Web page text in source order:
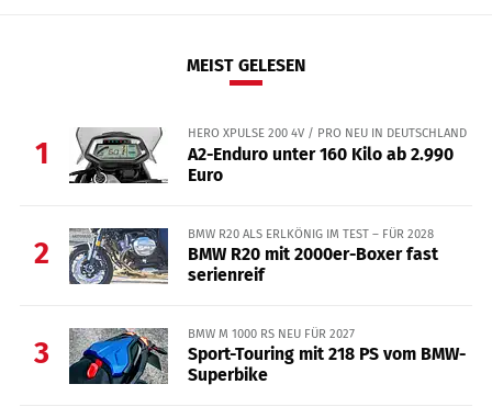
MEIST GELESEN
1
HERO XPULSE 200 4V / PRO NEU IN DEUTSCHLAND
A2-Enduro unter 160 Kilo ab 2.990
Euro
2
BMW R20 ALS ERLKÖNIG IM TEST – FÜR 2028
BMW R20 mit 2000er-Boxer fast
serienreif
3
BMW M 1000 RS NEU FÜR 2027
Sport-Touring mit 218 PS vom BMW-
Superbike